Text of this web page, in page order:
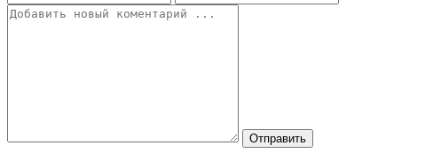
Отправить